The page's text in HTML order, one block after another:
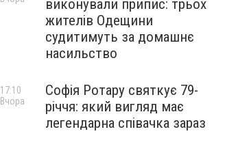
виконували припис: трьох
жителів Одещини
судитимуть за домашнє
насильство
Софія Ротару святкує 79-
річчя: який вигляд має
легендарна співачка зараз
17:10
Вчора